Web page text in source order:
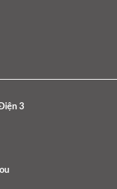
3